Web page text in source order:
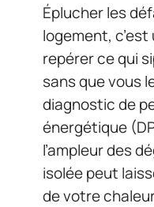
Éplucher les
logement,
repérer ce qui
sans que vous
diagnostic de
énergétique
l’ampleur des
isolée peut
de votre